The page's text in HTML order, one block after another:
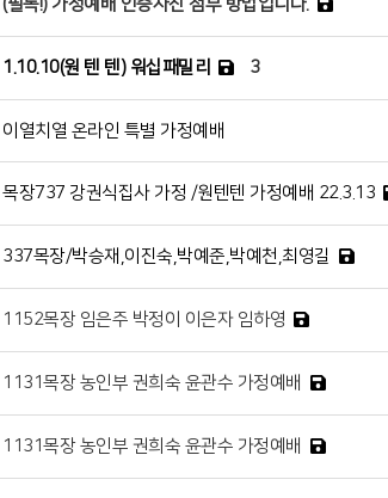
(필독!) 가정예배 인증사진 첨부 방법입니다.
1.10.10(원 텐 텐) 워십패밀리 3
이열치열 온라인 특별 가정예배
목장737 강권식집사 가정 /원텐텐 가정예배 22.3.13
337목장/박승재,이진숙,박예준,박예천,최영길
1152목장 임은주 박정이 이은자 임하영
1131목장 농인부 권희숙 윤관수 가정예배
1131목장 농인부 권희숙 윤관수 가정예배